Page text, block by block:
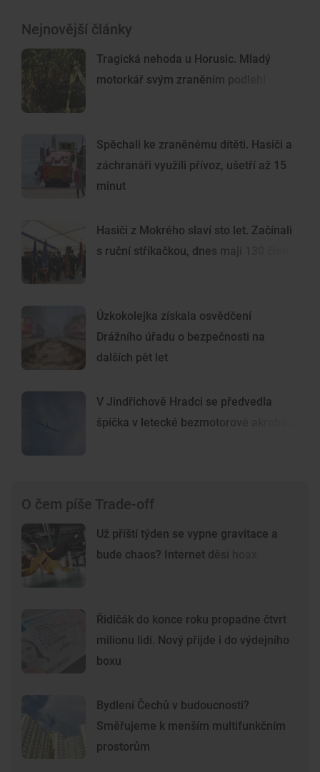
Nejnovější články
Tragická nehoda u Horusic. Mladý
motorkář svým zraněním podlehl
Spěchali ke zraněnému dítěti. Hasiči a
záchranáři využili přívoz, ušetří až 15
minut
Hasiči z Mokrého slaví sto let. Začínali
s ruční stříkačkou, dnes mají 130 členů
Úzkokolejka získala osvědčení
Drážního úřadu o bezpečnosti na
dalších pět let
V Jindřichově Hradci se předvedla
špička v letecké bezmotorové akrobacii
O čem píše Trade-off
Už příští týden se vypne gravitace a
bude chaos? Internet děsí hoax
Řidičák do konce roku propadne čtvrt
milionu lidí. Nový přijde i do výdejního
boxu
Bydlení Čechů v budoucnosti?
Směřujeme k menším multifunkčním
prostorům